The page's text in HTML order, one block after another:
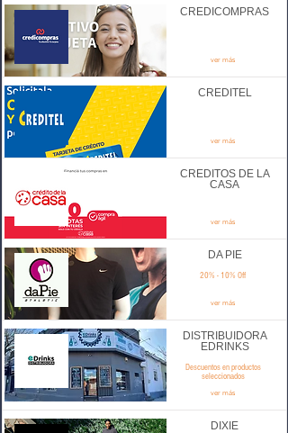
CREDICOMPRAS
ver más
CREDITEL
ver más
CREDITOS DE LA
CASA
ver más
DA PIE
20% - 10% Off
ver más
DISTRIBUIDORA
EDRINKS
Descuentos en productos
seleccionados
ver más
DIXIE